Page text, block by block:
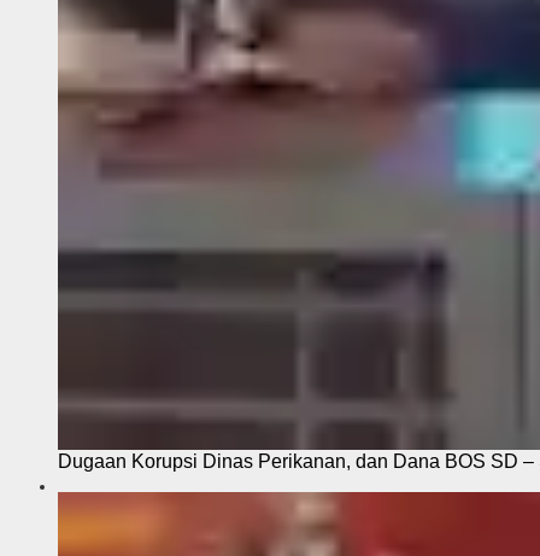
Dugaan Korupsi Dinas Perikanan, dan Dana BOS SD